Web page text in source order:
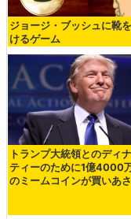
ジョージ・ブッシュに靴
けるゲーム
トランプ大統領とのディ
ティーのために1億4000
のミームコインが買いあ